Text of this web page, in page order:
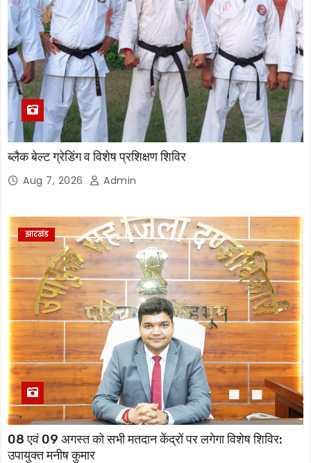
ब्लैक बेल्ट ग्रेडिंग व विशेष प्रशिक्षण शिविर
Aug 7, 2026 Admin
झारखंड
08 एवं 09 अगस्त को सभी मतदान केंद्रों पर लगेगा विशेष शिविर:
उपायुक्त मनीष कुमार